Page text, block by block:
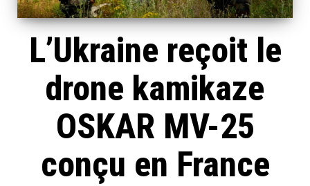
L’Ukraine reçoit le
drone kamikaze
OSKAR MV-25
conçu en France